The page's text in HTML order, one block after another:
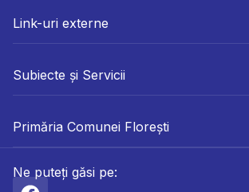
Link-uri externe
Subiecte și Servicii
Primăria Comunei Florești
Ne puteți găsi pe: